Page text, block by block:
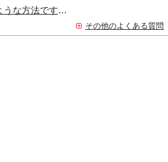
代金の支払いはどのような方法ですか？
その他のよくある質問